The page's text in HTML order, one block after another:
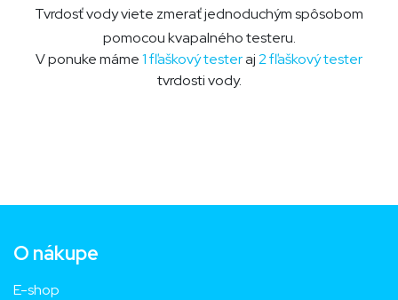
Tvrdosť vody viete zmerať jednoduchým spôsobom
pomocou kvapalného testeru.
V ponuke máme1 fľaškovýtesteraj2 fľaškový tester
tvrdosti vody.
O nákupe
E-shop